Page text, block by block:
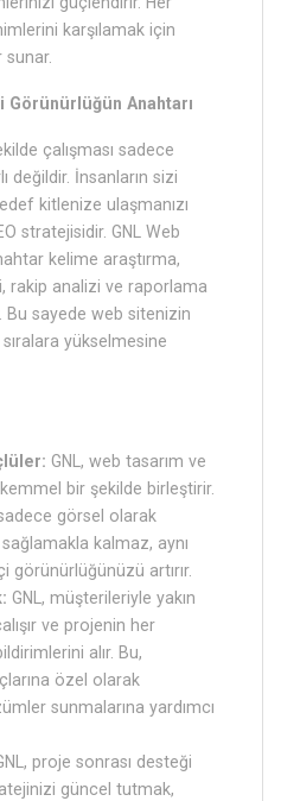
karşılamak için
sunar.
Görünürlüğün Anahtarı
çalışması sadece
değildir. İnsanların sizi
kitlenize ulaşmanızı
stratejisidir. GNL Web
kelime araştırma,
rakip analizi ve raporlama
Bu sayede web sitenizin
yükselmesine
GNL, web tasarım ve
bir şekilde birleştirir.
görsel olarak
kalmaz, aynı
görünürlüğünüzü artırır.
GNL, müşterileriyle yakın
ve projenin her
alır. Bu,
özel olarak
sunmalarına yardımcı
proje sonrası desteği
güncel tutmak,